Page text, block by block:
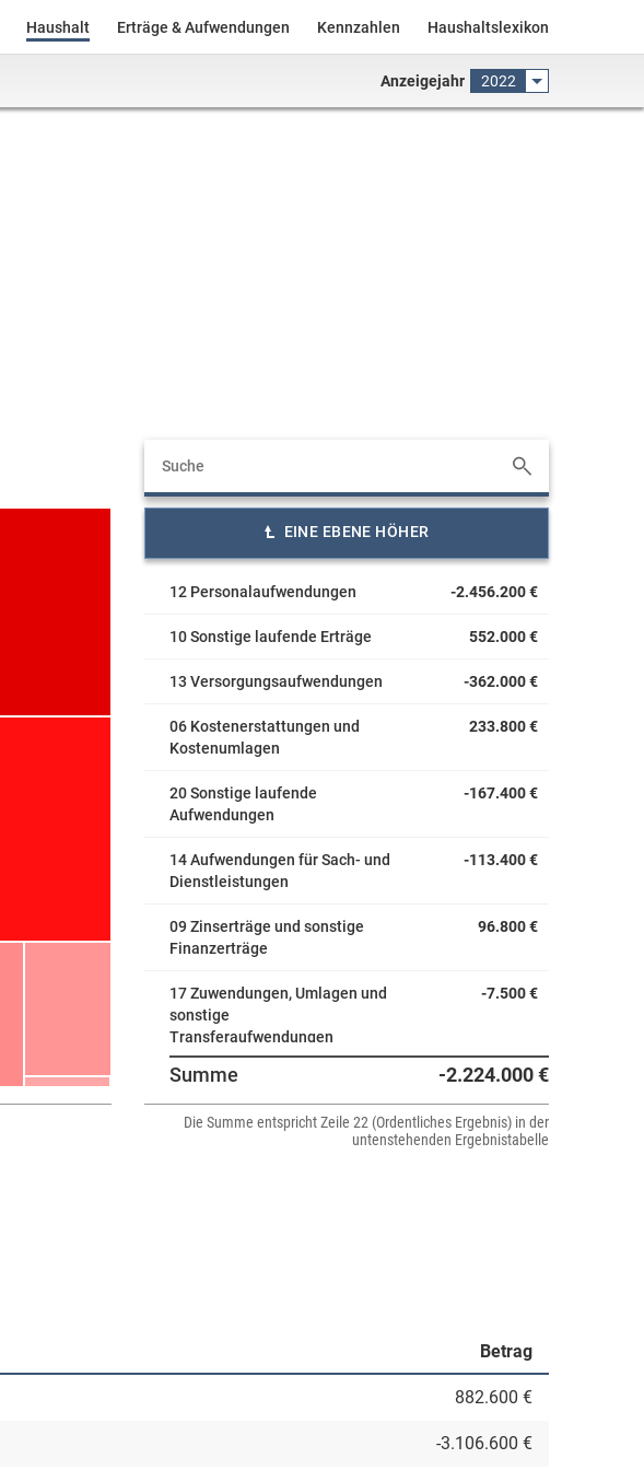
Haushalt Erträge & Aufwendungen Kennzahlen Haushaltslexikon
Anzeigejahr 2022
EINE EBENE HÖHER
12 Personalaufwendungen -2.456.200 €
10 Sonstige laufende Erträge 552.000 €
13 Versorgungsaufwendungen -362.000 €
06 Kostenerstattungen und
Kostenumlagen
233.800 €
20 Sonstige laufende
Aufwendungen
-167.400 €
14 Aufwendungen für Sach- und
Dienstleistungen
-113.400 €
09 Zinserträge und sonstige
Finanzerträge
96.800 €
17 Zuwendungen, Umlagen und
sonstige
Transferaufwendungen
-7.500 €
15 Abschreibungen auf
immaterielle
Vermögensgegenstände des
-100 €
Summe -2.224.000 €
Die Summe entspricht Zeile 22 (Ordentliches Ergebnis) in der
untenstehenden Ergebnistabelle
Betrag
882.600 €
-3.106.600 €